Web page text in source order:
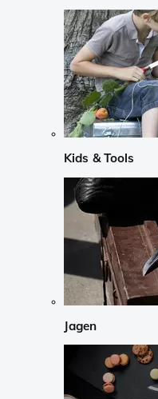
Kids & Tools
Jagen